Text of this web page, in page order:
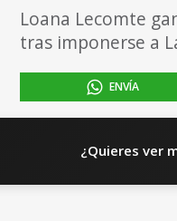
Loana Lecomte
tras imponerse a
ENVÍA
¿Quieres ver